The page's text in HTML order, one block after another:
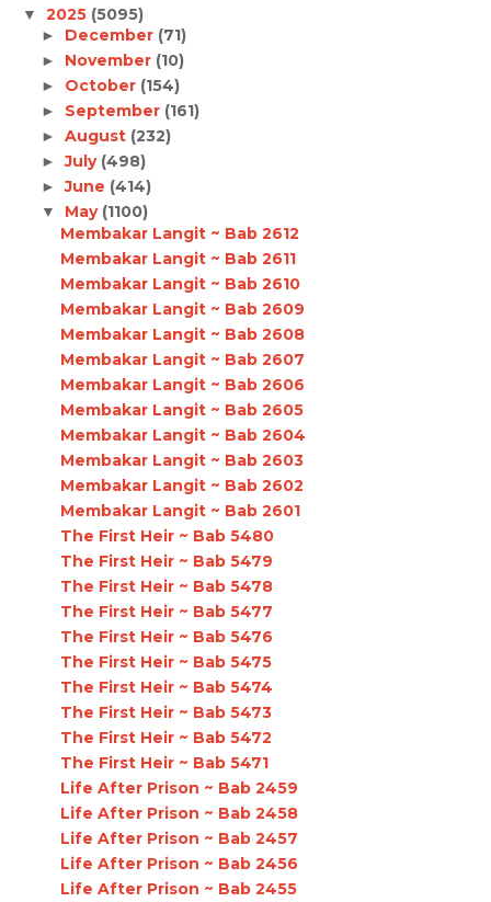
▼ 2025 (5095)
► December (71)
► November (10)
► October (154)
► September (161)
► August (232)
►July (498)
►June (414)
▼ May (1100)
Membakar Langit ~ Bab 2612
Membakar Langit ~ Bab 2611
Membakar Langit ~ Bab 2610
Membakar Langit ~ Bab 2609
Membakar Langit ~ Bab 2608
Membakar Langit ~ Bab 2607
Membakar Langit ~ Bab 2606
Membakar Langit ~ Bab 2605
Membakar Langit ~ Bab 2604
Membakar Langit ~ Bab 2603
Membakar Langit ~ Bab 2602
Membakar Langit ~ Bab 2601
The First Heir ~ Bab 5480
The First Heir ~ Bab 5479
The First Heir ~ Bab 5478
The First Heir ~ Bab 5477
The First Heir ~ Bab 5476
The First Heir ~ Bab 5475
The First Heir ~ Bab 5474
The First Heir ~ Bab 5473
The First Heir ~ Bab 5472
The First Heir ~ Bab 5471
Life After Prison ~ Bab 2459
Life After Prison ~ Bab 2458
Life After Prison ~ Bab 2457
Life After Prison ~ Bab 2456
Life After Prison ~ Bab 2455